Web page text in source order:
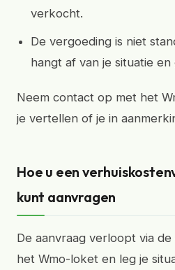
verkocht.
De vergoeding is niet
hangt af van je situatie en
Neem contact op met het
je vertellen of je in
Hoe u een
kunt aanvragen
De aanvraag verloopt via
het Wmo-loket en leg je